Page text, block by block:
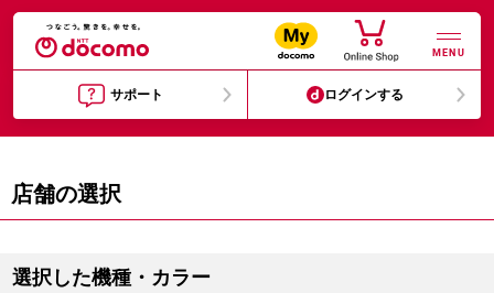
MENU
サポート ログインする
店舗の選択
選択した機種・カラー